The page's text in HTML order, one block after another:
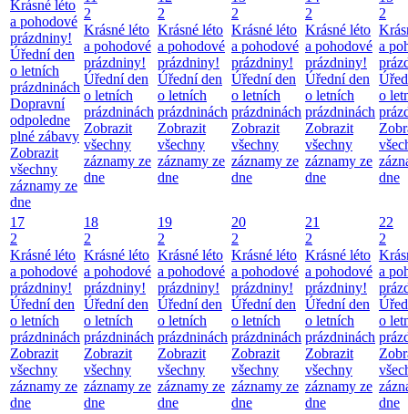
Krásné léto
a pohodové
prázdniny!
Úřední den
o letních
prázdninách
Dopravní
odpoledne
plné zábavy
Zobrazit
všechny
záznamy ze
dne
2
Krásné léto
a pohodové
prázdniny!
Úřední den
o letních
prázdninách
Zobrazit
všechny
záznamy ze
dne
2
Krásné léto
a pohodové
prázdniny!
Úřední den
o letních
prázdninách
Zobrazit
všechny
záznamy ze
dne
2
Krásné léto
a pohodové
prázdniny!
Úřední den
o letních
prázdninách
Zobrazit
všechny
záznamy ze
dne
2
Krásné léto
a pohodové
prázdniny!
Úřední den
o letních
prázdninách
Zobrazit
všechny
záznamy ze
dne
2
a
o
dne
17
2
Krásné léto
a pohodové
prázdniny!
Úřední den
o letních
prázdninách
Zobrazit
všechny
záznamy ze
dne
18
2
Krásné léto
a pohodové
prázdniny!
Úřední den
o letních
prázdninách
Zobrazit
všechny
záznamy ze
dne
19
2
Krásné léto
a pohodové
prázdniny!
Úřední den
o letních
prázdninách
Zobrazit
všechny
záznamy ze
dne
20
2
Krásné léto
a pohodové
prázdniny!
Úřední den
o letních
prázdninách
Zobrazit
všechny
záznamy ze
dne
21
2
Krásné léto
a pohodové
prázdniny!
Úřední den
o letních
prázdninách
Zobrazit
všechny
záznamy ze
dne
22
2
a
o
dne